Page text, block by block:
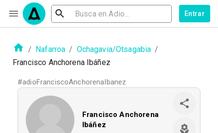
Entrar
/ Nafarroa / Ochagavia/Otsagabia /
Francisco Anchorena Ibáñez
#adioFranciscoAnchorenaIbanez
Francisco Anchorena
Ibáñez